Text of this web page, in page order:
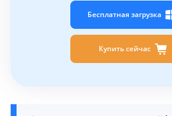
Бесплатная загрузка
Купить сейчас